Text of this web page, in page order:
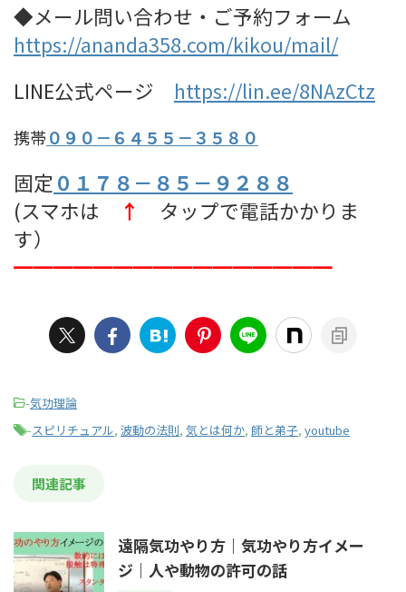
◆メール問い合わせ・ご予約フォーム
https://ananda358.com/kikou/mail/
LINE公式ページ https://lin.ee/8NAzCtz
携帯０９０－６４５５－３５８０
固定 ０１７８－８５－９２８８
(スマホは
↑
タップで電話かかりま
す）
━━━━━━━━━━━━━━━━
-気功理論
-スピリチュアル, 波動の法則, 気とは何か, 師と弟子, youtube
関連記事
遠隔気功やり方｜気功やり方イメー
ジ｜人や動物の許可の話